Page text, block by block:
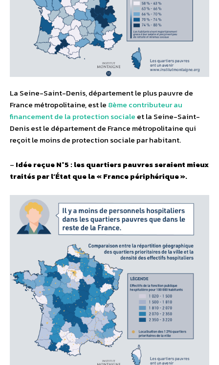
La Seine-Saint-Denis, département le plus pauvre de
France métropolitaine, est le 8ème contributeur au
financement de la protection sociale et la Seine-Saint-
Denis est le département de France métropolitaine qui
reçoit le moins de protection sociale par habitant.
– Idée reçue N°5 : les quartiers pauvres seraient mieux
traités par l’État que la « France périphérique ».